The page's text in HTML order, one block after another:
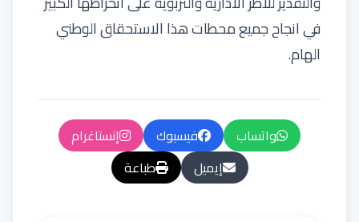
في انجاح جميع محطات هذا الاستحقاق الوطني
الهام.
واتساب فيسبوك
إنستاغرام
إيميل
طباعة